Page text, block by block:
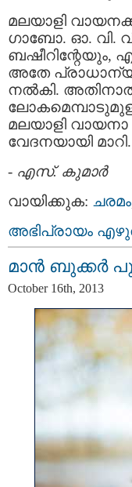
മലയാളി
ഗാബോ. ഓ. വി.
ബഷീറിന്റേയും,
അതേ
നല്‍കി.
മലയാളി
വേദനയായി മാറി.
- എസ്. കുമാര്‍
വായിക്കുക: ചരമം
അഭിപ്രായം
മാൻ ബുക്കർ
October 16th, 2013